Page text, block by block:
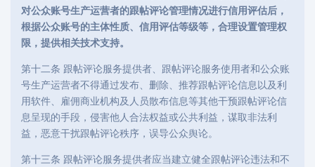
对公众账号生产运营者的跟帖评论管理情况进行信用评估后，
根据公众账号的主体性质、信用评估等级等，合理设置管理权
限，提供相关技术支持。
第十二条 跟帖评论服务提供者、跟帖评论服务使用者和公众账
号生产运营者不得通过发布、删除、推荐跟帖评论信息以及利
用软件、雇佣商业机构及人员散布信息等其他干预跟帖评论信
息呈现的手段，侵害他人合法权益或公共利益，谋取非法利
益，恶意干扰跟帖评论秩序，误导公众舆论。
第十三条 跟帖评论服务提供者应当建立健全跟帖评论违法和不